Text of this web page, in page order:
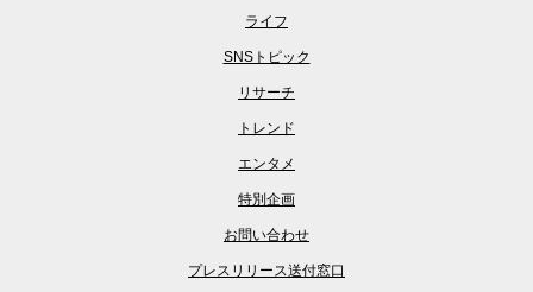
ライフ
SNSトピック
リサーチ
トレンド
エンタメ
特別企画
お問い合わせ
プレスリリース送付窓口